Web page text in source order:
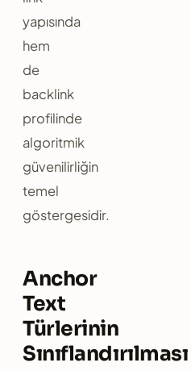
yapısında
hem
de
backlink
profilinde
algoritmik
güvenilirliğin
temel
göstergesidir.
Anchor
Text
Türlerinin
Sınıflandırılması